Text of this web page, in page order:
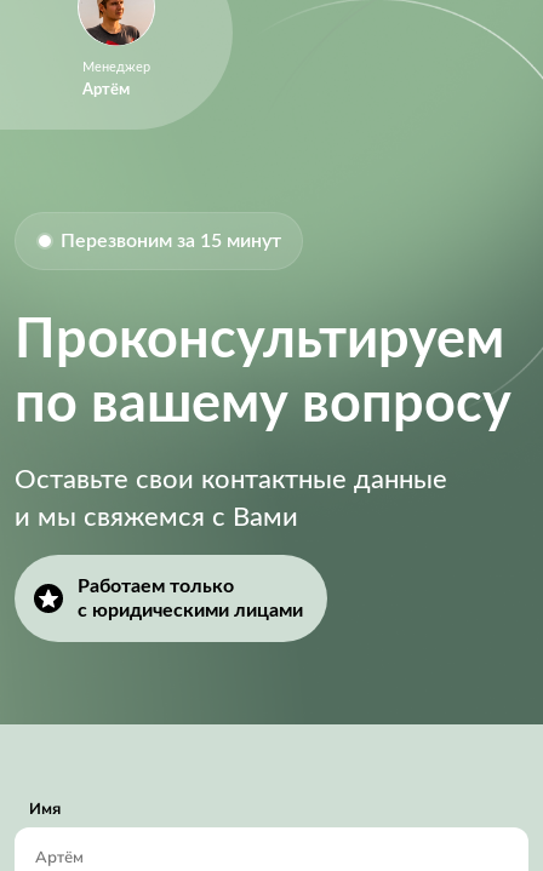
Менеджер
Артём
Перезвоним за 15 минут
Проконсультируем
по вашему вопросу
Оставьте свои контактные данные
и мы свяжемся с Вами
Работаем только
с юридическими лицами
Имя